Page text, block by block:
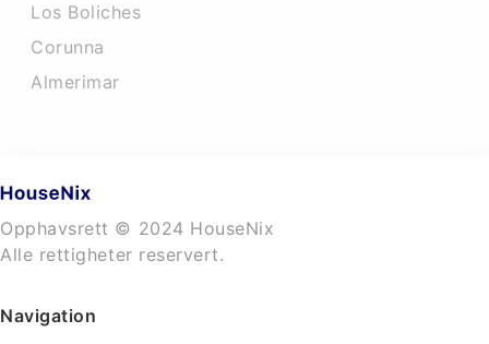
Los Boliches
Corunna
Almerimar
Opphavsrett © 2024 HouseNix
Alle rettigheter reservert.
Navigation